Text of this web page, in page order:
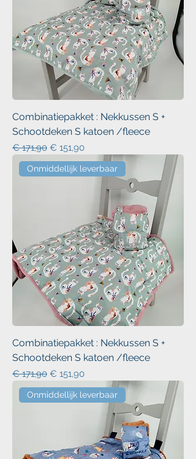
Combinatiepakket : Nekkussen S +
Schootdeken S katoen /fleece
Normale prijs
€ 171,90 Verkoopprijs
€ 151,90
Onmiddellijk leverbaar
Combinatiepakket : Nekkussen S +
Schootdeken S katoen /fleece
Normale prijs
€ 171,90 Verkoopprijs
€ 151,90
Onmiddellijk leverbaar